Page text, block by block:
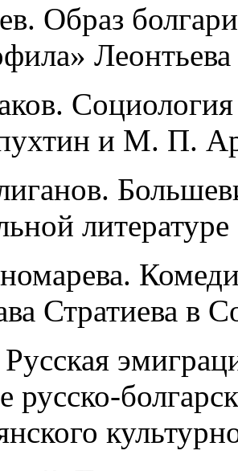
Образ
Леонтьева
Социология
и М. П.
Стратиева в
русско-